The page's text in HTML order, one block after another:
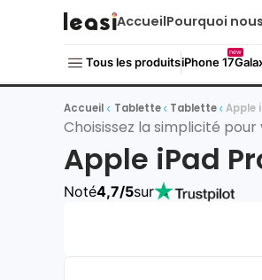
AccueilPourquoi
Tous les produitsiPhone 17
new
Accueil Tablette Tablette Apple
Choisissez la simplicité
Apple iPad
Noté4,7/5sur